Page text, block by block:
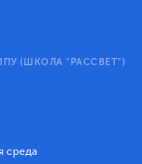
(ШКОЛА "РАССВЕТ")
среда